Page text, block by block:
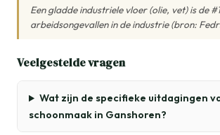
Een gladde industriele vloer (olie, vet) is de
arbeidsongevallen in de industrie (bron:
Veelgestelde vragen
Wat zijn de specifieke uitdagingen
schoonmaak in Ganshoren?